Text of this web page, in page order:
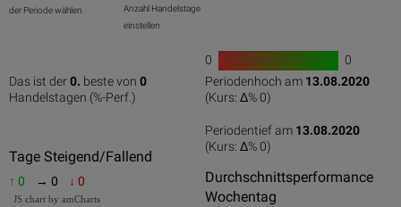
der Periode wählen
Anzahl Handelstage
einstellen
Das ist der0. beste von 0
Handelstagen (%-Perf.)
0 50
Tage Steigend/Fallend
↑ 0 → 0 ↓ 0
JS chart by amCharts
0
1 0
Periodenhoch am 13.08.2020
(Kurs: Δ% 0)
Periodentief am 13.08.2020
(Kurs: Δ% 0)
Durchschnittsperformance
Wochentag